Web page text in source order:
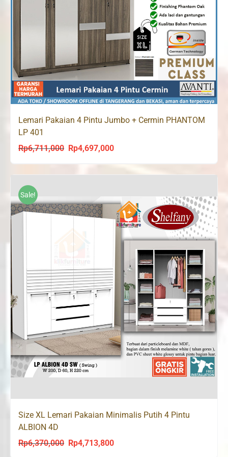
Lemari Pakaian 4 Pintu Jumbo + Cermin PHANTOM
LP 401
Rp6,711,000
Original
was:
Rp4,697,000Current
is:
Sale!
Size XL Lemari Pakaian Minimalis Putih 4 Pintu
ALBION 4D
Rp6,370,000
Original
Rp4,713,800Current